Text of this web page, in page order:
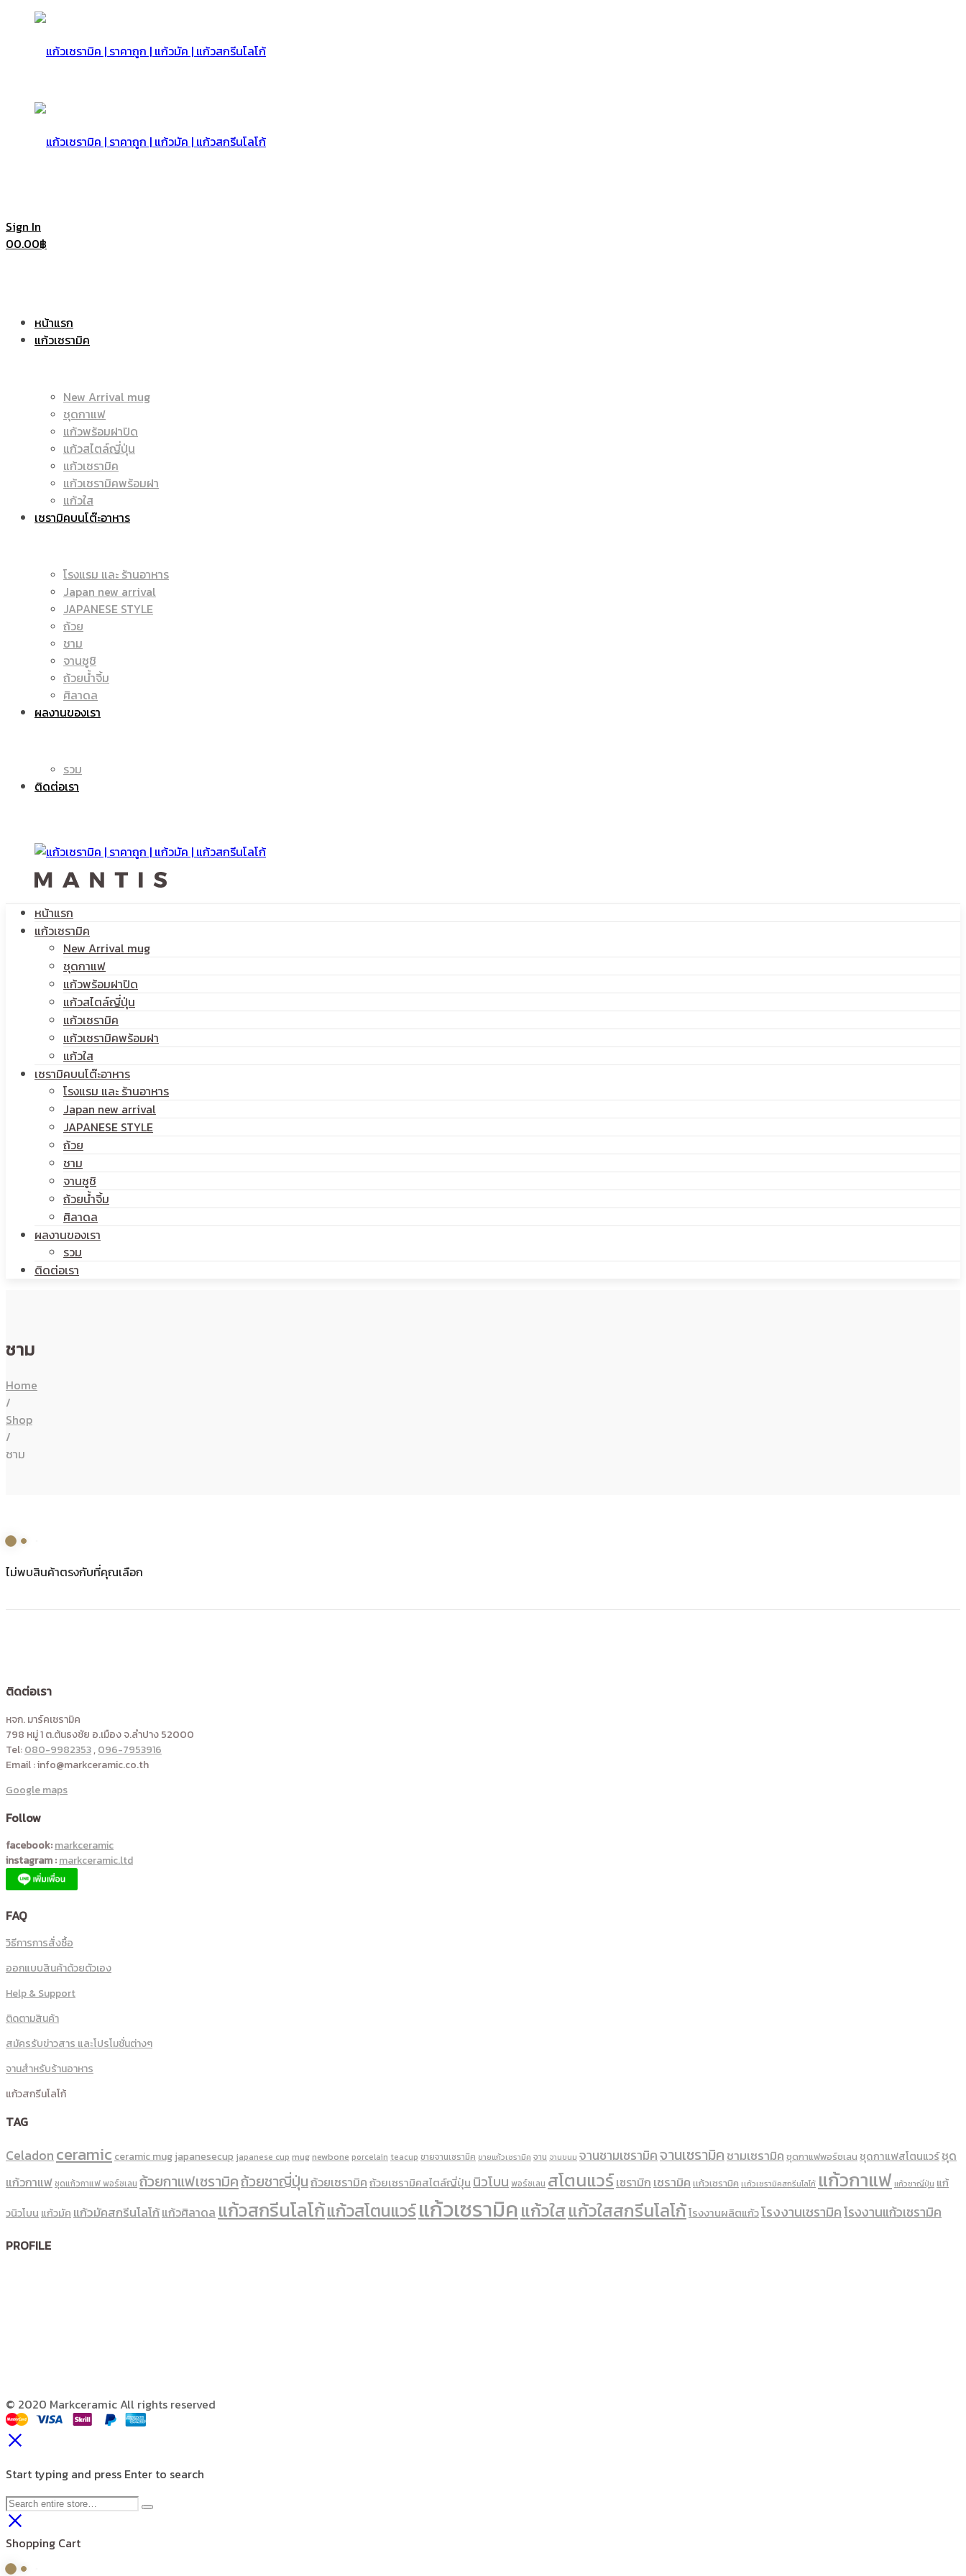
|
แก้ว
แก้ว
สกรีน
โลโก้
ราคา
แก้ว
|
แก้ว
สกรีน
โลโก้
Sign In
00.00฿
หน้าแรก
แก้วเซรามิค
New Arrival mug
ชุดกาแฟ
แก้วพร้อมฝาปิด
แก้วสไตล์ญี่ปุ่น
แก้วเซรามิค
แก้วเซรามิคพร้อมฝา
แก้วใส
เซรามิคบนโต๊ะอาหาร
โรงแรม และ ร้านอาหาร
Japan new arrival
JAPANESE STYLE
ถ้วย
ชาม
จานซูชิ
ถ้วยน้ำจิ้ม
ศิลาดล
ผลงานของเรา
รวม
ติดต่อเรา
หน้าแรก
แก้วเซรามิค
New Arrival mug
ชุดกาแฟ
แก้วพร้อมฝาปิด
แก้วสไตล์ญี่ปุ่น
แก้วเซรามิค
แก้วเซรามิคพร้อมฝา
แก้วใส
เซรามิคบนโต๊ะอาหาร
โรงแรม และ ร้านอาหาร
Japan new arrival
JAPANESE STYLE
ถ้วย
ชาม
จานซูชิ
ถ้วยน้ำจิ้ม
ศิลาดล
ผลงานของเรา
รวม
ติดต่อเรา
ชาม
Home
/
Shop
/
ชาม
ไม่พบสินค้าตรงกับที่คุณเลือก
ติดต่อเรา
หจก. มาร์คเซรามิค
798 หมู่ 1 ต.ต้นธงชัย อ.เมือง จ.ลำปาง 52000
Tel:080-9982353,096-7953916
Email : info@markceramic.co.th
Google maps
Follow
facebook:markceramic
instagram :markceramic.ltd
FAQ
วิธีการการสั่งซื้อ
ออกแบบสินค้าด้วยตัวเอง
Help & Support
ติดตามสินค้า
สมัครรับข่าวสาร และโปรโมชั่นต่างๆ
จานสำหรับร้านอาหาร
แก้วสกรีนโลโก้
TAG
Celadonceramic ceramic mug japanesecup japanese cup mugnewbone porcelain teacup ขายจานเซรามิค ขายแก้วเซรามิค จาน จานขนม จานชามเซรามิคจานเซรามิคชามเซรามิค ชุดกาแฟพอร์ชเลน ชุดกาแฟสโตนแวร์ชุด
แก้วกาแฟชุดแก้วกาแฟ พอร์ซเลน ถ้วยกาแฟเซรามิคถ้วยชาญี่ปุ่นถ้วยเซรามิคถ้วยเซรามิคสไตล์ญี่ปุ่น นิวโบน พอร์ซเลน สโตนแวร์เซรามิก เซรามิค เเก้วเซรามิค เเก้วเซรามิคสกรีนโลโก้ แก้วกาแฟ แก้วชาญี่ปุ่น แก้
วนิวโบน แก้วมัค แก้วมัคสกรีนโลโก้แก้วศิลาดล แก้วสกรีนโลโก้แก้วสโตนแวร์แก้วเซรามิคแก้วใสแก้วใสสกรีนโลโก้โรงงานผลิตแก้วโรงงานเซรามิคโรงงานแก้วเซรามิค
PROFILE
© 2020 Markceramic All rights reserved
Start typing and press Enter to search
Shopping Cart